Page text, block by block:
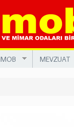
MEVZUAT